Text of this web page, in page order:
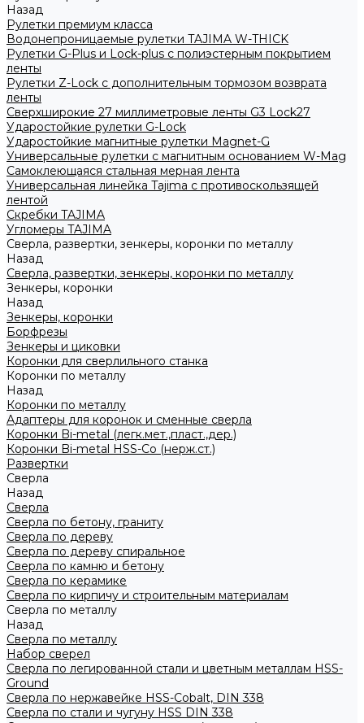
Назад
Рулетки премиум класса
Водонепроницаемые рулетки TAJIMA W-THICK
Рулетки G-Plus и Lock-plus с полиэстерным покрытием
ленты
Рулетки Z-Lock с дополнительным тормозом возврата
ленты
Сверхширокие 27 миллиметровые ленты G3 Lock27
Ударостойкие рулетки G-Lock
Ударостойкие магнитные рулетки Magnet-G
Универсальные рулетки с магнитным основанием W-Mag
Самоклеющаяся стальная мерная лента
Универсальная линейка Tajima с противоскользящей
лентой
Скребки TAJIMA
Угломеры TAJIMA
Сверла, развертки, зенкеры, коронки по металлу
Назад
Сверла, развертки, зенкеры, коронки по металлу
Зенкеры, коронки
Назад
Зенкеры, коронки
Борфрезы
Зенкеры и циковки
Коронки для сверлильного станка
Коронки по металлу
Назад
Коронки по металлу
Адаптеры для коронок и сменные сверла
Коронки Bi-metal (легк.мет.,пласт.,дер.)
Коронки Bi-metal HSS-Co (нерж.ст.)
Развертки
Сверла
Назад
Сверла
Сверла по бетону, граниту
Сверла по дереву
Сверла по дереву спиральное
Сверла по камню и бетону
Сверла по керамике
Сверла по кирпичу и строительным материалам
Сверла по металлу
Назад
Сверла по металлу
Набор сверел
Сверла по легированной стали и цветным металлам HSS-
Ground
Сверла по нержавейке HSS-Cobalt, DIN 338
Сверла по стали и чугуну HSS DIN 338